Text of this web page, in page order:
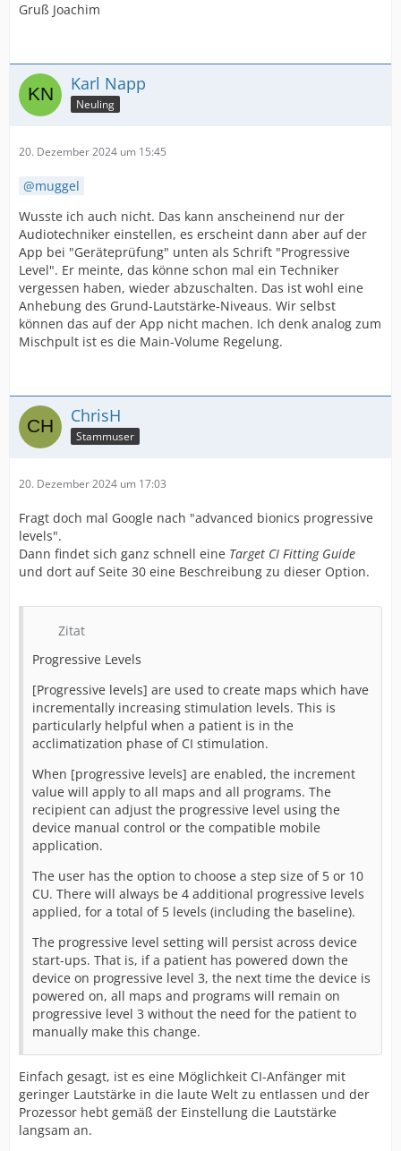
Gruß Joachim
Karl Napp
Neuling
20. Dezember 2024 um 15:45
muggel
Wusste ich auch nicht. Das kann anscheinend nur der
Audiotechniker einstellen, es erscheint dann aber auf der
App bei "Geräteprüfung" unten als Schrift "Progressive
Level". Er meinte, das könne schon mal ein Techniker
vergessen haben, wieder abzuschalten. Das ist wohl eine
Anhebung des Grund-Lautstärke-Niveaus. Wir selbst
können das auf der App nicht machen. Ich denk analog zum
Mischpult ist es die Main-Volume Regelung.
ChrisH
Stammuser
20. Dezember 2024 um 17:03
Fragt doch mal Google nach "advanced bionics progressive
levels".
Dann findet sich ganz schnell eine Target CI Fitting Guide
und dort auf Seite 30 eine Beschreibung zu dieser Option.
Zitat
Progressive Levels
[Progressive levels] are used to create maps which have
incrementally increasing stimulation levels. This is
particularly helpful when a patient is in the
acclimatization phase of CI stimulation.
When [progressive levels] are enabled, the increment
value will apply to all maps and all programs. The
recipient can adjust the progressive level using the
device manual control or the compatible mobile
application.
The user has the option to choose a step size of 5 or 10
CU. There will always be 4 additional progressive levels
applied, for a total of 5 levels (including the baseline).
The progressive level setting will persist across device
start-ups. That is, if a patient has powered down the
device on progressive level 3, the next time the device is
powered on, all maps and programs will remain on
progressive level 3 without the need for the patient to
manually make this change.
Einfach gesagt, ist es eine Möglichkeit CI-Anfänger mit
geringer Lautstärke in die laute Welt zu entlassen und der
Prozessor hebt gemäß der Einstellung die Lautstärke
langsam an.